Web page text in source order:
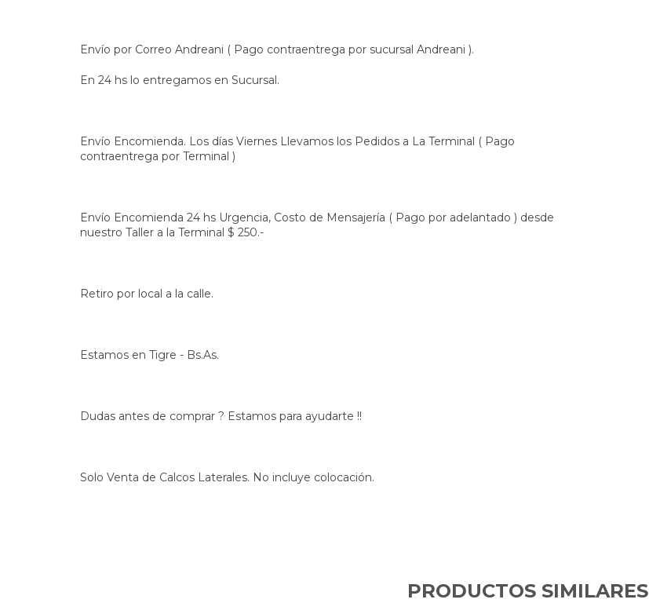
Envío por Correo Andreani ( Pago contraentrega por sucursal Andreani ).
En 24 hs lo entregamos en Sucursal.
Envío Encomienda. Los días Viernes Llevamos los Pedidos a La Terminal ( Pago
contraentrega por Terminal )
Envío Encomienda 24 hs Urgencia, Costo de Mensajería ( Pago por adelantado ) desde
nuestro Taller a la Terminal $ 250.-
Retiro por local a la calle.
Estamos en Tigre - Bs.As.
Dudas antes de comprar ? Estamos para ayudarte !!
Solo Venta de Calcos Laterales. No incluye colocación.
PRODUCTOS SIMILARES